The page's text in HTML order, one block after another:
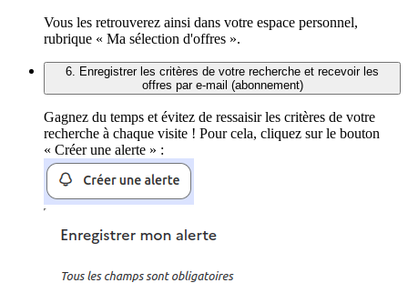
Vous les retrouverez ainsi dans votre espace personnel,
rubrique « Ma sélection d'offres ».
6. Enregistrer les critères de votre recherche et recevoir les
offres par e-mail (abonnement)
Gagnez du temps et évitez de ressaisir les critères de votre
recherche à chaque visite ! Pour cela, cliquez sur le bouton
« Créer une alerte » :